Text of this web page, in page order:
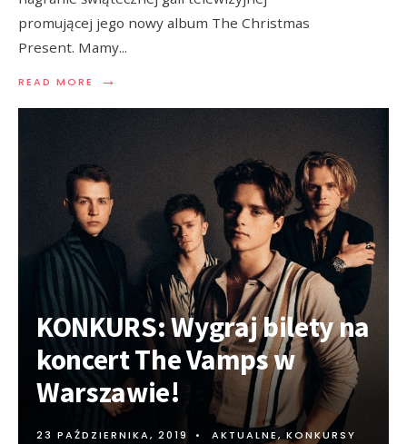
promującej jego nowy album The Christmas
Present. Mamy...
READ MORE →
KONKURS: Wygraj bilety na
koncert The Vamps w
Warszawie!
23 PAŹDZIERNIKA, 2019 • AKTUALNE,KONKURSY